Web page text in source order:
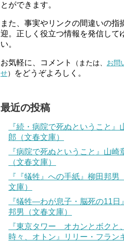
とができます。
また、事実やリンクの間違いの指
迎。正しく役立つ情報を発信して
い。
お気軽に、コメント （または、 お問
せ） をどうぞよろしく。
最近の投稿
『続・病院で死ぬということ』
郎（文春文庫）
『病院で死ぬということ』山崎
（文春文庫）
『『犠牲』への手紙』柳田邦男
文庫）
『犠牲―わが息子・脳死の11日
邦男（文春文庫）
『東京タワー オカンとボクと、
時々、オトン』リリー・フラン